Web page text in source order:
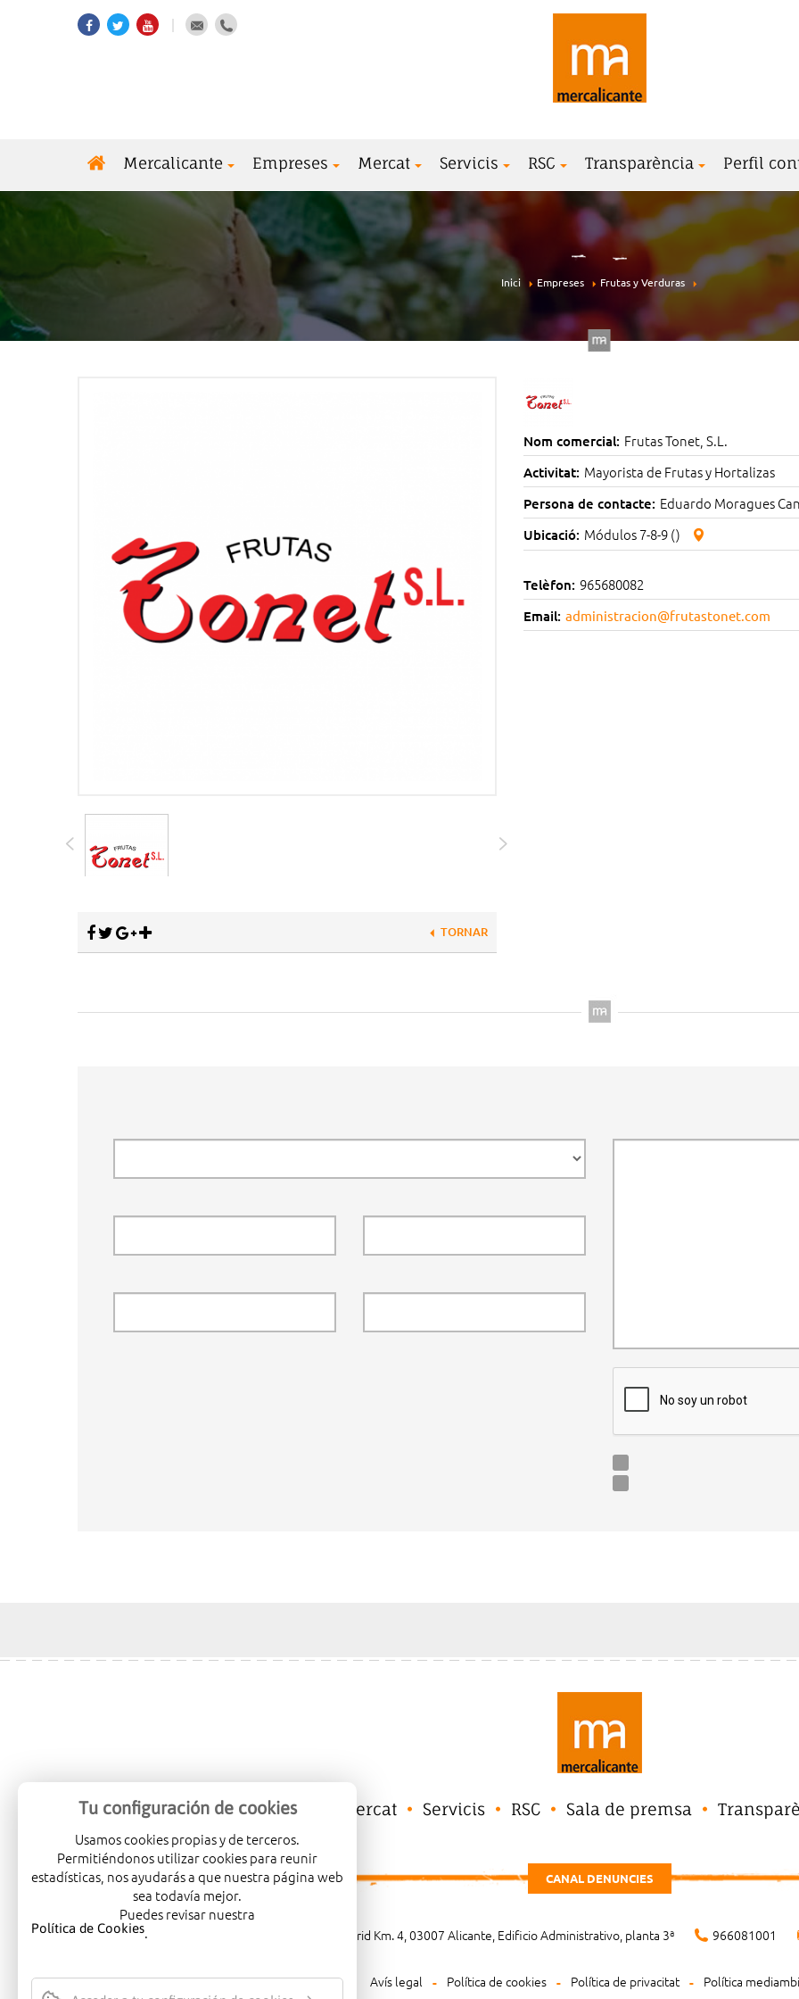
Mercalicante Empreses Mercat Servicis RSC Transparència Perfil
Inici Empreses Frutas y Verduras
TORNAR
Nom comercial: Frutas Tonet, S.L.
Activitat: Mayorista de Frutas y Hortalizas
Persona de contacte: Eduardo Moragues
Ubicació: Módulos 7-8-9 ()
Telèfon: 965680082
Email: administracion@frutastonet.com
Mercalicante Empreses Mercat Servicis RSC Sala de premsa
CANAL DENUNCIES
Carretera de Madrid Km. 4, 03007 Alicante, Edificio Administrativo, planta 3ª 966081001
Avís legal Política de cookies Política de privacitat Política
Tu configuración de cookies
Usamos cookies propias y de terceros.
Permitiéndonos utilizar cookies para reunir
estadísticas, nos ayudarás a que nuestra página web
sea todavía mejor.
Puedes revisar nuestra
Política de Cookies.